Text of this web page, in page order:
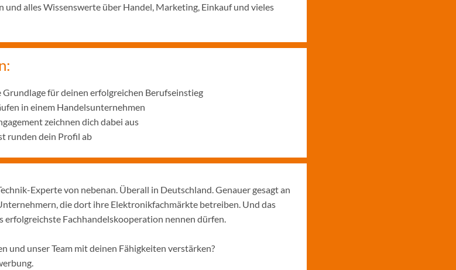
und alles Wissenswerte über Handel, Marketing, Einkauf und vieles
für deinen erfolgreichen Berufseinstieg
in einem Handelsunternehmen
zeichnen dich dabei aus
runden dein Profil ab
Experte von nebenan. Überall in Deutschland. Genauer gesagt an
die dort ihre Elektronikfachmärkte betreiben. Und das
erfolgreichste Fachhandelskooperation nennen dürfen.
und unser Team mit deinen Fähigkeiten verstärken?